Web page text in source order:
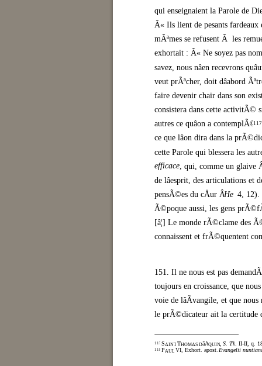
qui enseignaient la Parole de
Â« Ils lient de pesants fardeaux
mÃªmes se refusent Ã les
exhortait : Â« Ne soyez pas
savez, nous nâen recevrons
veut prÃªcher, doit dâabord
faire devenir chair dans son
consistera dans cette activitÃ©
autres ce quâon a contemplÃ©117
ce que lâon dira dans la
cette Parole qui blessera les
efficace, qui, comme un glaive
de lâesprit, des articulations
pensÃ©es du cÅur Â» (
He 4, 12).
Ã©poque aussi, les gens
[â¦] Le monde rÃ©clame des
connaissent et frÃ©quentent
151. Il ne nous est pas
toujours en croissance, que
voie de lâÃvangile, et que
le prÃ©dicateur ait la certitude
117 SAINT THOMAS DâAQUIN, S. Th. II-II, q.
118 PAUL VI, Exhort. apost. Evangelii